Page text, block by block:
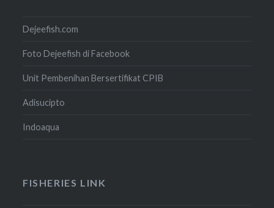
Dejeefish.com
Foto Dejeefish di Facebook
Unit Pembenihan Bersertifikat CPIB
Adisucipto
Indoaqua
FISHERIES LINK